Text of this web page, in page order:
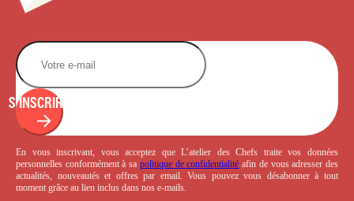
S'INSCRIRE
En vous inscrivant, vous acceptez que L’atelier des Chefs traite vos données
personnelles conformément à sa politique de confidentialité afin de vous adresser des
actualités, nouveautés et offres par email. Vous pouvez vous désabonner à tout
moment grâce au lien inclus dans nos e-mails.